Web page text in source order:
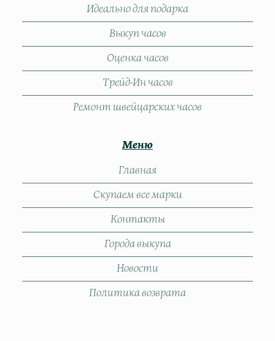
Идеально для подарка
Выкуп часов
Оценка часов
Трейд-Ин часов
Ремонт швейцарских часов
Меню
Главная
Скупаем все марки
Контакты
Города выкупа
Новости
Политика возврата